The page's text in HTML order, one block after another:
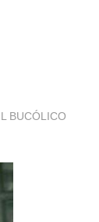
BUCÓLICO